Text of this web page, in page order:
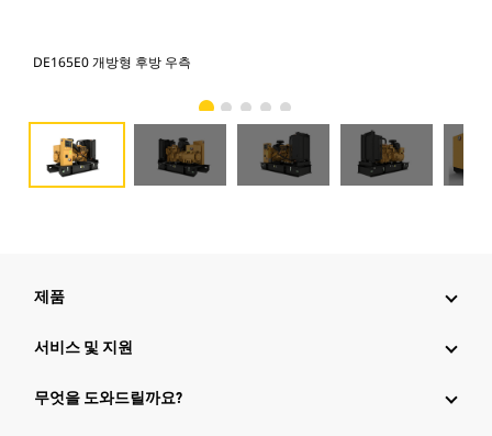
DE165E0 개방형 후방 우측
제품
서비스 및 지원
무엇을 도와드릴까요?